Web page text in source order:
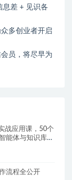
差 + 见识各
多创业者开启
员，将尽早为
战应用课，50个
能体与知识库搭
流程全公开